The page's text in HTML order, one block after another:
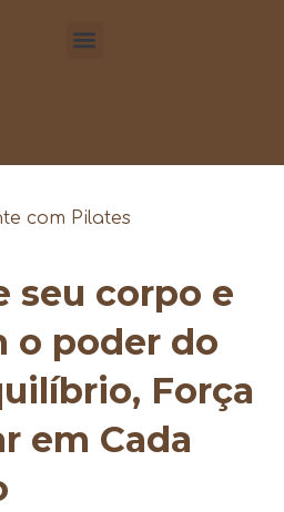
com Pilates
seu corpo e
o poder do
Força
em Cada